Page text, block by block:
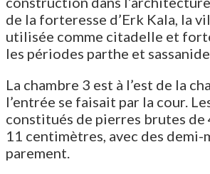
de la forteresse d’Erk Kala, la
utilisée comme citadelle et
les périodes parthe et sassanide.
La chambre 3 est à l’est de la
l’entrée se faisait par la cour.
constitués de pierres brutes de
11 centimètres, avec des demi-
parement.